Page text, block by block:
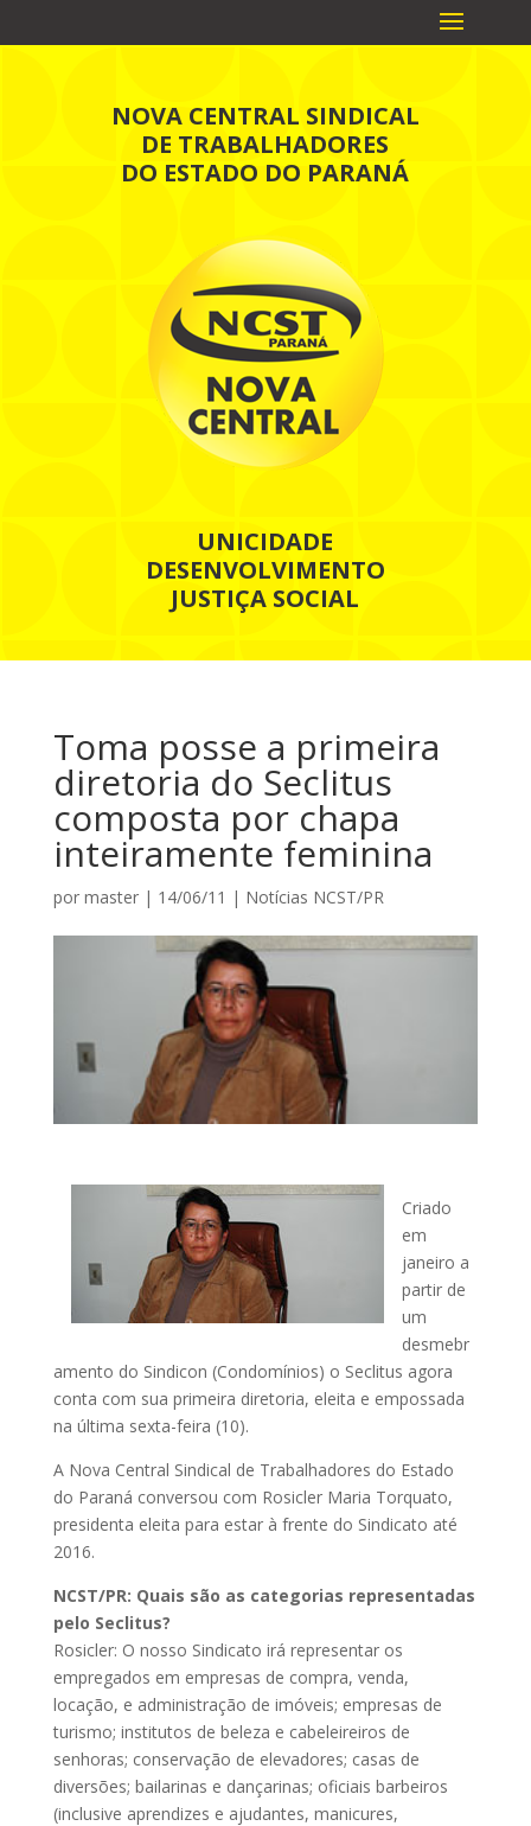
NOVA CENTRAL SINDICAL
DE TRABALHADORES
DO ESTADO DO PARANÁ
UNICIDADE
DESENVOLVIMENTO
JUSTIÇA SOCIAL
Toma posse a primeira
diretoria do Seclitus
composta por chapa
inteiramente feminina
por master| 14/06/11 | Notícias NCST/PR
Criado
em
janeiro a
partir de
um
desmebr
amento do Sindicon (Condomínios) o Seclitus agora
conta com sua primeira diretoria, eleita e empossada
na última sexta-feira (10).
A Nova Central Sindical de Trabalhadores do Estado
do Paraná conversou com Rosicler Maria Torquato,
presidenta eleita para estar à frente do Sindicato até
2016.
NCST/PR: Quais são as categorias representadas
pelo Seclitus?
Rosicler: O nosso Sindicato irá representar os
empregados em empresas de compra, venda,
locação, e administração de imóveis; empresas de
turismo; institutos de beleza e cabeleireiros de
senhoras; conservação de elevadores; casas de
diversões; bailarinas e dançarinas; oficiais barbeiros
(inclusive aprendizes e ajudantes, manicures,